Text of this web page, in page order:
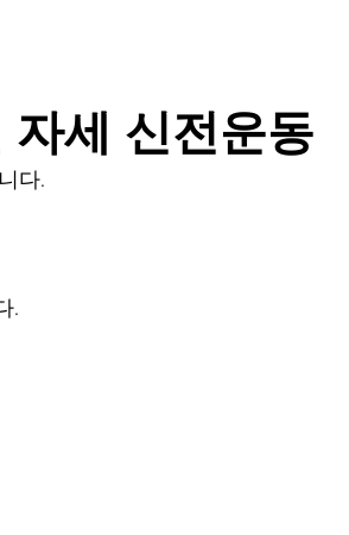
세 신전운동
다.
.